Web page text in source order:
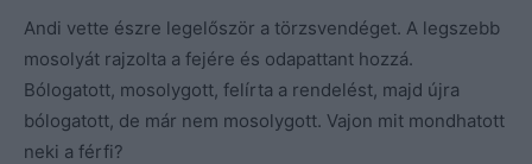
Andi vette észre legelőször a törzsvendéget. A legszebb
mosolyát rajzolta a fejére és odapattant hozzá.
Bólogatott, mosolygott, felírta a rendelést, majd újra
bólogatott, de már nem mosolygott. Vajon mit mondhatott
neki a férfi?